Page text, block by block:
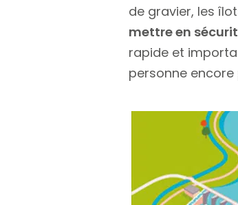
de gravier, les
mettre en
rapide et
personne encore